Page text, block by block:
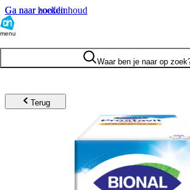
Ga naar hoofdinhoud
Ga naar zoeken
menu
Waar ben je naar op
Terug